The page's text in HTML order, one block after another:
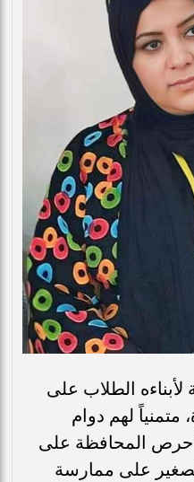
لأبناءه الطلاب على
متمنياً لهم دوام
حرص المحافظة على
على ممارسة